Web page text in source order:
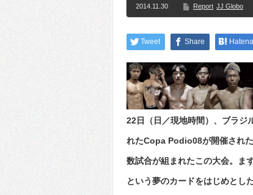
2014.11.30 Report JJ Globo
Tweet Share Hatena
22日（日／現地時間）、ブラジ
れたCopa Podio08が開催され
数試合が組まれたこの大会。ま
という夢のカードをはじめとし